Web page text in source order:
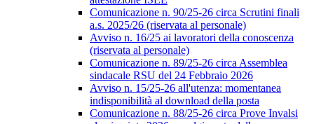
Comunicazione n. 90/25-26 circa Scrutini finali
a.s. 2025/26 (riservata al personale)
Avviso n. 16/25 ai lavoratori della conoscenza
(riservata al personale)
Comunicazione n. 89/25-26 circa Assemblea
sindacale RSU del 24 Febbraio 2026
Avviso n. 15/25-26 all'utenza: momentanea
indisponibilità al download della posta
Comunicazione n. 88/25-26 circa Prove Invalsi